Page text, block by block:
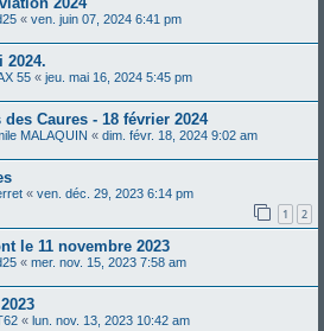
« ven. juin 07, 2024 6:41 pm
2024.
55 « jeu. mai 16, 2024 5:45 pm
Caures - 18 février 2024
MALAQUIN « dim. févr. 18, 2024 9:02 am
« ven. déc. 29, 2023 6:14 pm
1 2
le 11 novembre 2023
« mer. nov. 15, 2023 7:58 am
« lun. nov. 13, 2023 10:42 am